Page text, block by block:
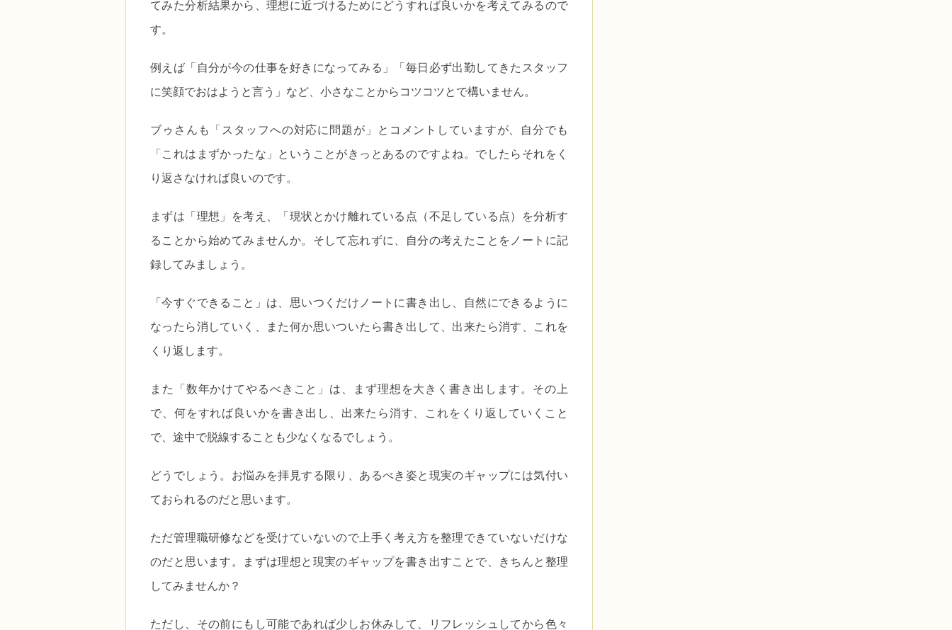
てみた分析結果から、理想に近づけるためにどうすれば良いかを考えてみるので
す。
例えば「自分が今の仕事を好きになってみる」「毎日必ず出勤してきたスタッフ
に笑顔でおはようと言う」など、小さなことからコツコツとで構いません。
ブゥさんも「スタッフへの対応に問題が」とコメントしていますが、自分でも
「これはまずかったな」ということがきっとあるのですよね。でしたらそれをく
り返さなければ良いのです。
まずは「理想」を考え、「現状とかけ離れている点（不足している点）を分析す
ることから始めてみませんか。そして忘れずに、自分の考えたことをノートに記
録してみましょう。
「今すぐできること」は、思いつくだけノートに書き出し、自然にできるように
なったら消していく、また何か思いついたら書き出して、出来たら消す、これを
くり返します。
また「数年かけてやるべきこと」は、まず理想を大きく書き出します。その上
で、何をすれば良いかを書き出し、出来たら消す、これをくり返していくこと
で、途中で脱線することも少なくなるでしょう。
どうでしょう。お悩みを拝見する限り、あるべき姿と現実のギャップには気付い
ておられるのだと思います。
ただ管理職研修などを受けていないので上手く考え方を整理できていないだけな
のだと思います。まずは理想と現実のギャップを書き出すことで、きちんと整理
してみませんか？
ただし、その前にもし可能であれば少しお休みして、リフレッシュしてから色々